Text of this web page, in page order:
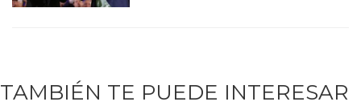
TAMBIÉN TE PUEDE INTERESAR